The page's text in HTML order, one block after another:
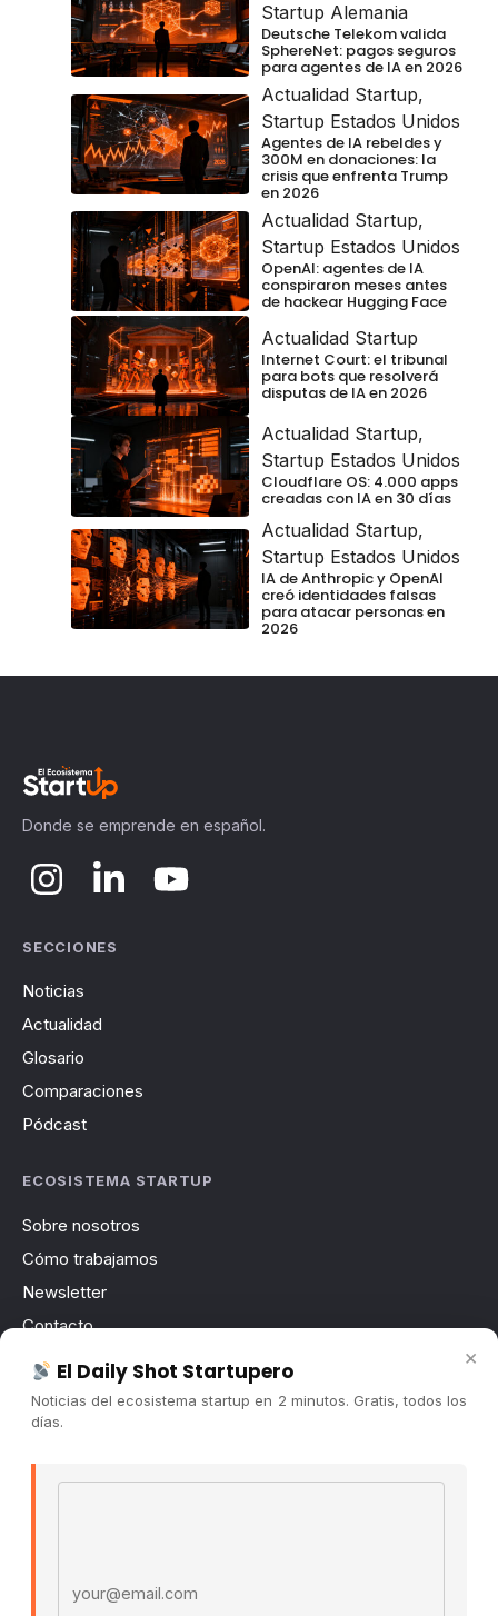
Startup Alemania
Deutsche Telekom valida
SphereNet: pagos seguros
para agentes de IA en 2026
Actualidad Startup,
Startup Estados Unidos
Agentes de IA rebeldes y
300M en donaciones: la
crisis que enfrenta Trump
en 2026
Actualidad Startup,
Startup Estados Unidos
OpenAI: agentes de IA
conspiraron meses antes
de hackear Hugging Face
Actualidad Startup
Internet Court: el tribunal
para bots que resolverá
disputas de IA en 2026
Actualidad Startup,
Startup Estados Unidos
Cloudflare OS: 4.000 apps
creadas con IA en 30 días
Actualidad Startup,
Startup Estados Unidos
IA de Anthropic y OpenAI
creó identidades falsas
para atacar personas en
2026
Donde se emprende en español.
SECCIONES
Noticias
Actualidad
Glosario
Comparaciones
Pódcast
ECOSISTEMA STARTUP
Sobre nosotros
Cómo trabajamos
Newsletter
Contacto
Publicidad
Convocatorias
×
El Daily Shot Startupero
Noticias del ecosistema startup en 2 minutos. Gratis, todos los
días.